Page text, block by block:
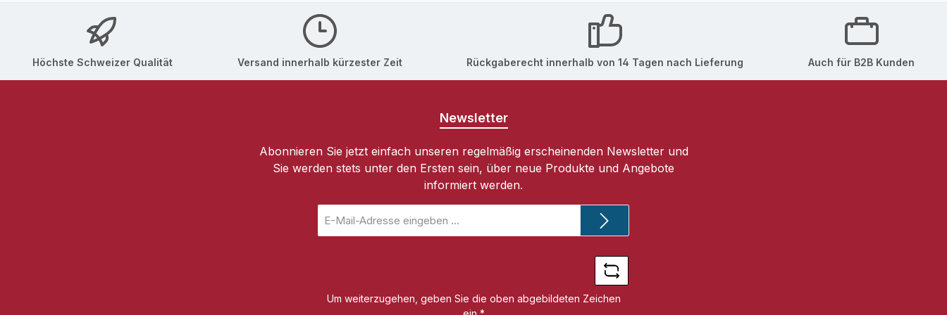
26-Buteth-26, Sodium Hydroxide, Fragrance (Parfum), Ethylparaben, Methylparaben, Phenoxyethanol, Potassium Sorbate, Propylparaben, Red 4 (CI 14700).
[F586/3]HALTBARKEIT nach Öffnung: 12 Monate
Höchste Schweizer Qualität Versand innerhalb kürzester Zeit Rückgaberecht innerhalb von 14 Tagen nach Lieferung Auch für B2B Kunden
Newsletter
Abonnieren Sie jetzt einfach unseren regelmäßig erscheinenden Newsletter und
Sie werden stets unter den Ersten sein, über neue Produkte und Angebote
informiert werden.
Mail-
Um weiterzugehen, geben Sie die oben abgebildeten Zeichen